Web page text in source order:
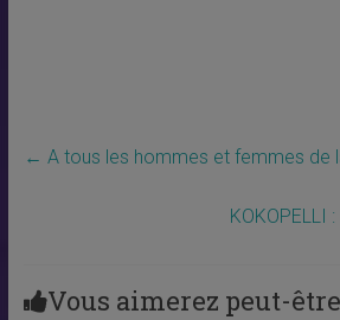
← A tous les hommes et femmes de
KOKOPELLI
Vous aimerez peut-être